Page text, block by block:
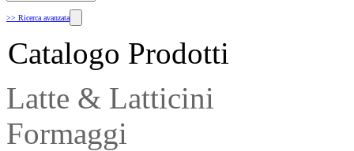
>> Ricerca avanzata
Catalogo Prodotti
Latte & Latticini
Formaggi